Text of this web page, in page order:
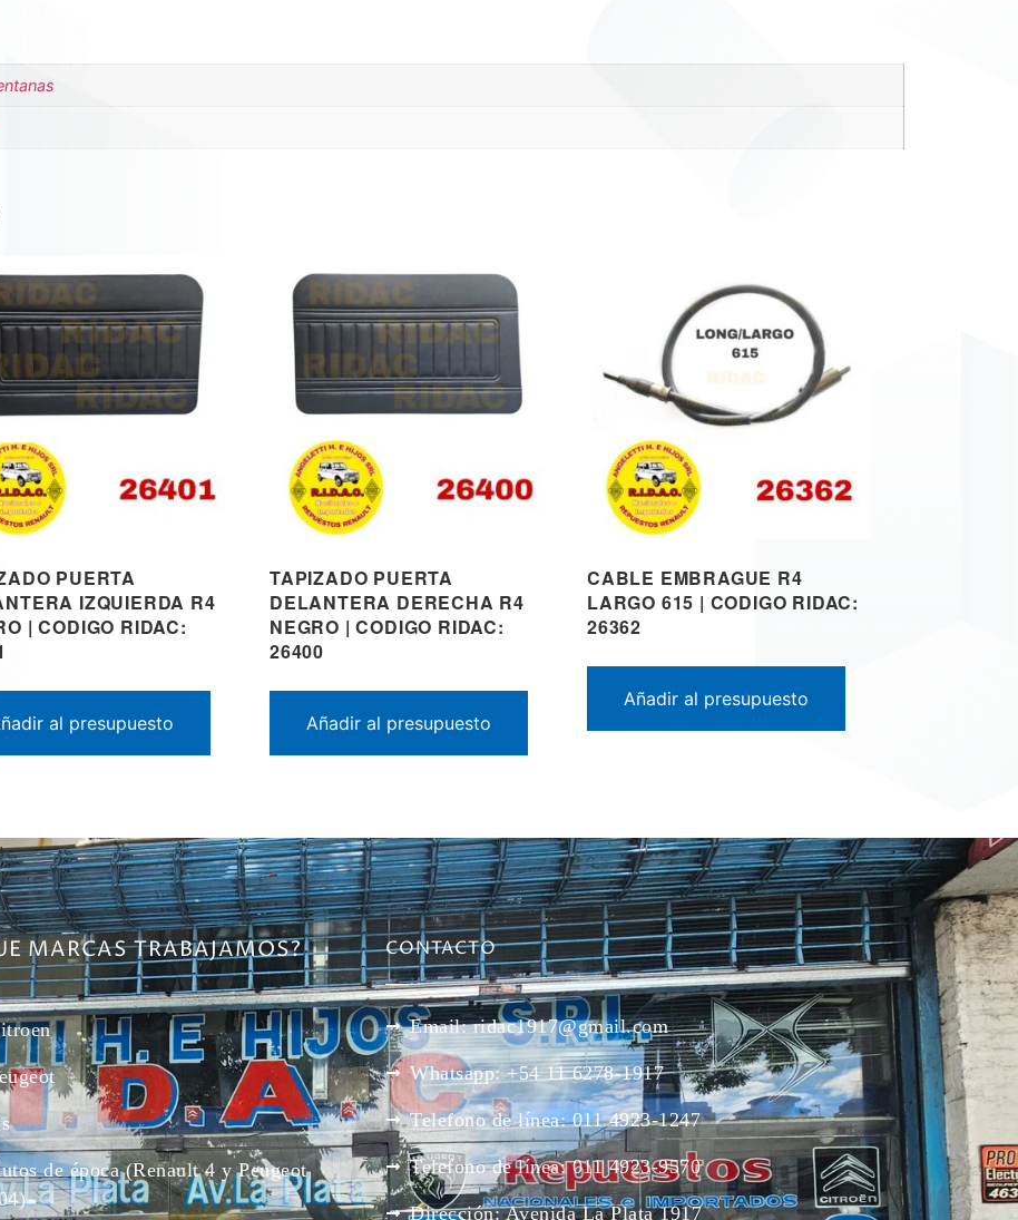
PUERTA
IZQUIERDA R4
| CODIGO RIDAC:
al presupuesto
TAPIZADO PUERTA
DELANTERA DERECHA R4
NEGRO | CODIGO RIDAC:
26400
Añadir al presupuesto
CABLE EMBRAGUE R4
LARGO 615 | CODIGO RIDAC:
26362
Añadir al presupuesto
MARCAS TRABAJAMOS?
de época (Renault 4 y Peugeot
CONTACTO
Email: ridac1917@gmail.com
Whatsapp: +54 11 6278-1917
Telefono de línea: 011 4923-1247
Telefono de línea: 011 4923-9570
Dirección: Avenida La Plata 1917